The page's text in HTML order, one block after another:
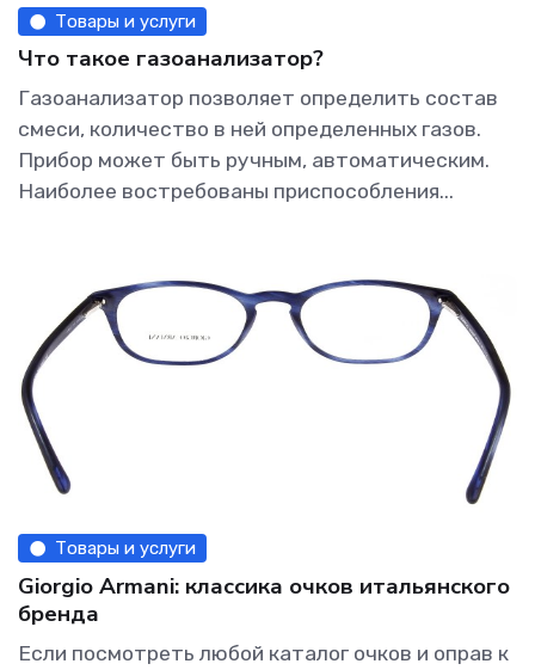
Товары и услуги
Что такое газоанализатор?
Газоанализатор позволяет определить состав
смеси, количество в ней определенных газов.
Прибор может быть ручным, автоматическим.
Наиболее востребованы приспособления...
Товары и услуги
Giorgio Armani: классика очков итальянского
бренда
Если посмотреть любой каталог очков и оправ к